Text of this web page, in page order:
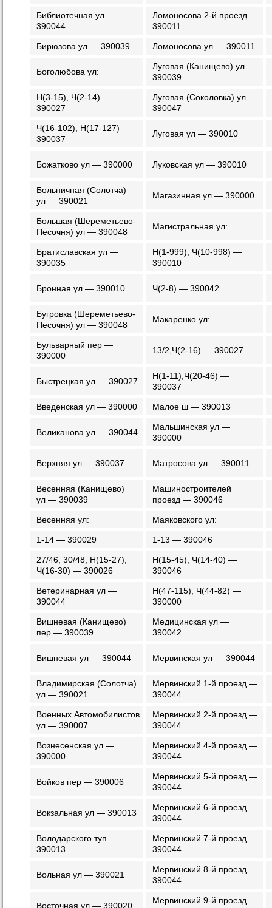
Библиотечная ул —
390044
Ломоносова 2-й проезд —
390011
Бирюзова ул — 390039 Ломоносова ул — 390011
Боголюбова ул:
Луговая (Канищево) ул —
390039
Н(3-15), Ч(2-14) —
390027
Луговая (Соколовка) ул —
390047
Ч(16-102), Н(17-127) —
390037
Луговая ул — 390010
Божатково ул — 390000 Луковская ул — 390010
Больничная (Солотча)
ул — 390021
Магазинная ул — 390000
Большая (Шереметьево-
Песочня) ул — 390048
Магистральная ул:
Братиславская ул —
390035
Н(1-999), Ч(10-998) —
390010
Бронная ул — 390010 Ч(2-8) — 390042
Бугровка (Шереметьево-
Песочня) ул — 390048
Макаренко ул:
Бульварный пер —
390000
13/2,Ч(2-16) — 390027
Быстрецкая ул — 390027
Н(1-11),Ч(20-46) —
390037
Введенская ул — 390000 Малое ш — 390013
Великанова ул — 390044
Мальшинская ул —
390000
Верхняя ул — 390037 Матросова ул — 390011
Весенняя (Канищево)
ул — 390039
Машиностроителей
проезд — 390046
Весенняя ул: Маяковского ул:
1-14 — 390029 1-13 — 390046
27/46, 30/48, Н(15-27),
Ч(16-30) — 390026
Н(15-45), Ч(14-40) —
390046
Ветеринарная ул —
390044
Н(47-115), Ч(44-82) —
390000
Вишневая (Канищево)
пер — 390039
Медицинская ул —
390042
Вишневая ул — 390044 Мервинская ул — 390044
Владимирская (Солотча)
ул — 390021
Мервинский 1-й проезд —
390044
Военных Автомобилистов
ул — 390007
Мервинский 2-й проезд —
390044
Вознесенская ул —
390000
Мервинский 4-й проезд —
390044
Войков пер — 390006
Мервинский 5-й проезд —
390044
Вокзальная ул — 390013
Мервинский 6-й проезд —
390044
Володарского туп —
390013
Мервинский 7-й проезд —
390044
Вольная ул — 390021
Мервинский 8-й проезд —
390044
Восточная ул — 390020
Мервинский 9-й проезд —